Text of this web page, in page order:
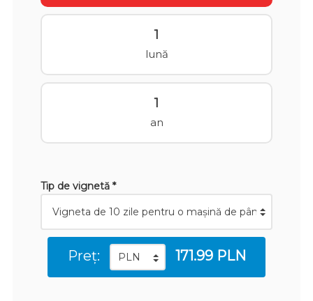
1
lună
1
an
Tip de vignetă *
Preț: 171.99 PLN